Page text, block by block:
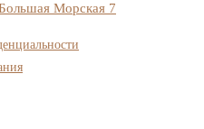
Морская 7